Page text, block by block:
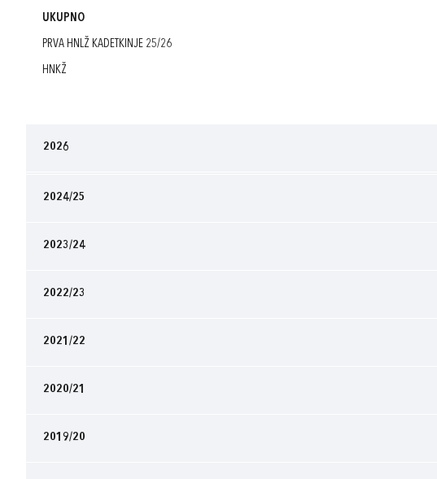
UKUPNO
PRVA HNLŽ KADETKINJE 25/26
HNKŽ
2026
2024/25
2023/24
2022/23
2021/22
2020/21
2019/20